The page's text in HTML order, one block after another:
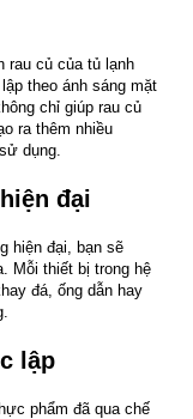
rau củ của tủ lạnh
theo ánh sáng mặt
chỉ giúp rau củ
ra thêm nhiều
dụng.
đại
hiện đại, bạn sẽ
Mỗi thiết bị trong hệ
đá, ống dẫn hay
lập
phẩm đã qua chế